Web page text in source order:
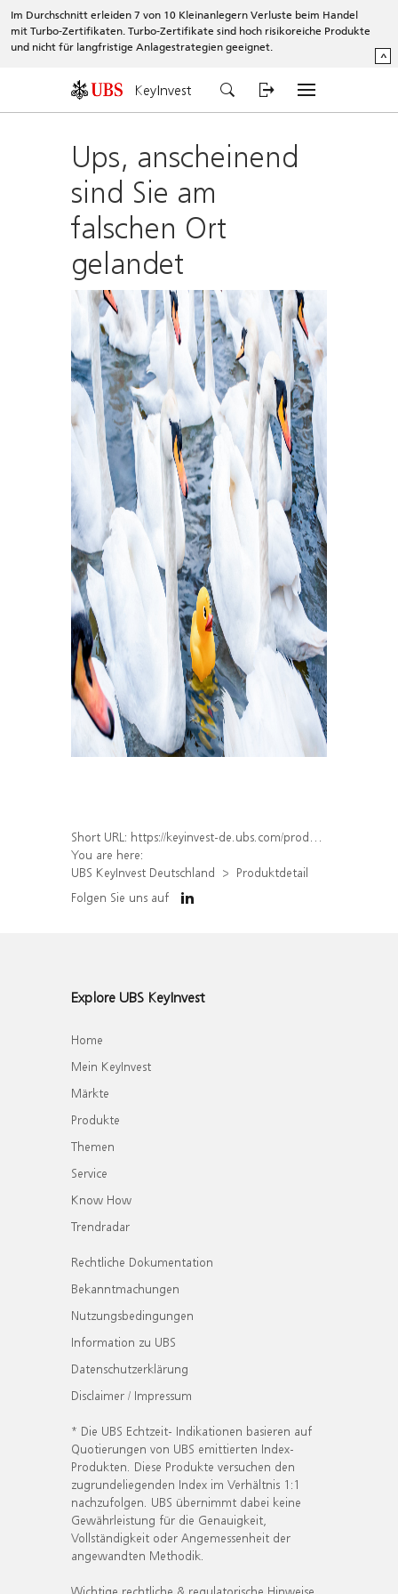
Im Durchschnitt erleiden 7 von 10 Kleinanlegern Verluste beim Handel
mit Turbo-Zertifikaten. Turbo-Zertifikate sind hoch risikoreiche Produkte
und nicht für langfristige Anlagestrategien geeignet.
^
KeyInvest
Ups, anscheinend
sind Sie am
falschen Ort
gelandet
Short URL: https://keyinvest-de.ubs.com/produkt/detail/index/isin/DE000WA577B8
You are here:
UBS KeyInvest Deutschland
Produktdetail
Folgen Sie uns auf
Explore UBS KeyInvest
Home
Mein KeyInvest
Märkte
Produkte
Themen
Service
Know How
Trendradar
Rechtliche Dokumentation
Bekanntmachungen
Nutzungsbedingungen
Information zu UBS
Datenschutzerklärung
Disclaimer / Impressum
* Die UBS Echtzeit- Indikationen basieren auf
Quotierungen von UBS emittierten Index-
Produkten. Diese Produkte versuchen den
zugrundeliegenden Index im Verhältnis 1:1
nachzufolgen. UBS übernimmt dabei keine
Gewährleistung für die Genauigkeit,
Vollständigkeit oder Angemessenheit der
angewandten Methodik.